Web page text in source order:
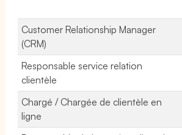
Customer Relationship Manager
(CRM)
Responsable service relation
clientèle
Chargé / Chargée de clientèle en
ligne